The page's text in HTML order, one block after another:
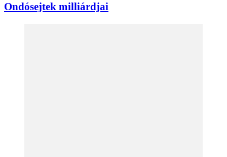
Ondósejtek milliárdjai